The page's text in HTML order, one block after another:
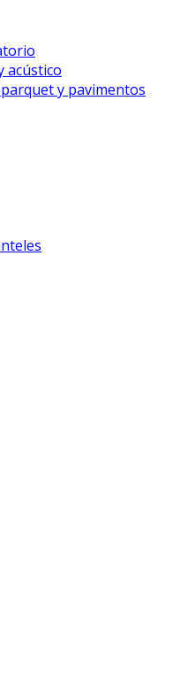
acústico
y pavimentos